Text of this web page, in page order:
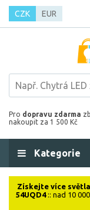
CZK EUR
Pro dopravu zdarma
nakoupit za 1 500 Kč
Kategorie
Získejte více
54UQD4:: nad 10